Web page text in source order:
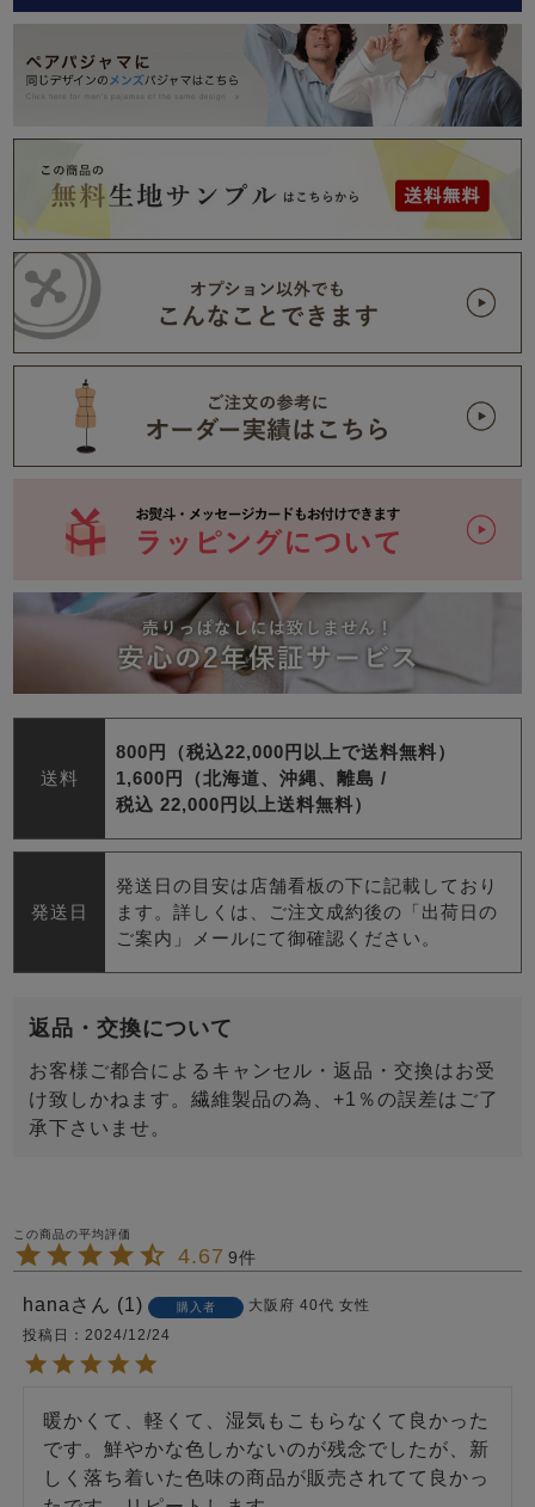
送料
800円（税込22,000円以上で送料無料）
1,600円（北海道、沖縄、離島 /
税込 22,000円以上送料無料）
発送日
発送日の目安は店舗看板の下に記載しており
ます。詳しくは、ご注文成約後の「出荷日の
ご案内」メールにて御確認ください。
返品・交換について
お客様ご都合によるキャンセル・返品・交換はお受
け致しかねます。繊維製品の為、+1％の誤差はご了
承下さいませ。
4.67 9
hana 1 購入者 大阪府 40代 女性
投稿日
2024/12/24
暖かくて、軽くて、湿気もこもらなくて良かった
です。鮮やかな色しかないのが残念でしたが、新
しく落ち着いた色味の商品が販売されてて良かっ